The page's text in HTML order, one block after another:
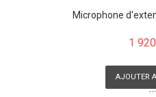
Microphone
1
AJOUTER
```